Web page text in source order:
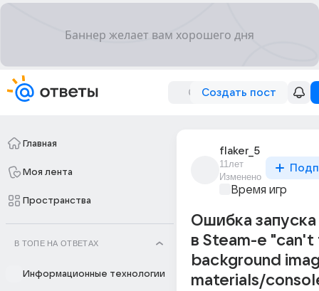
Создать пост
Главная
Моя лента
Пространства
В ТОПЕ НА ОТВЕТАХ
Информационные технологии
flaker_5
11лет
Изменено
Время игр
Ошибка
в Steam-e
background
materials/